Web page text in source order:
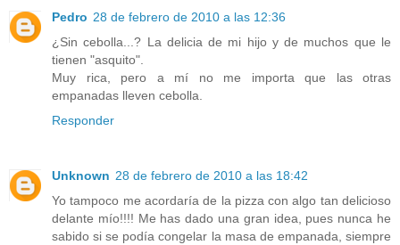
Pedro 28 de febrero de 2010 a las 12:36
¿Sin cebolla...? La delicia de mi hijo y de muchos que le
tienen "asquito".
Muy rica, pero a mí no me importa que las otras
empanadas lleven cebolla.
Responder
Unknown 28 de febrero de 2010 a las 18:42
Yo tampoco me acordaría de la pizza con algo tan delicioso
delante mío!!!! Me has dado una gran idea, pues nunca he
sabido si se podía congelar la masa de empanada, siempre